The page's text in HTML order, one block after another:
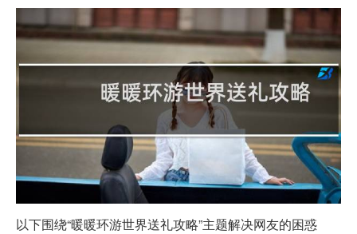
以下围绕“暖暖环游世界送礼攻略”主题解决网友的困惑